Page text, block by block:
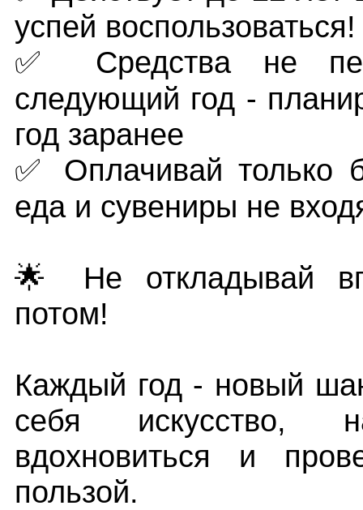
успей воспользоваться!
✅ Средства не
следующий год -
год заранее
✅ Оплачивай только
еда и сувениры не
🌟 Не откладывай
потом!
Каждый год - новый
себя искусство,
вдохновиться и
пользой.